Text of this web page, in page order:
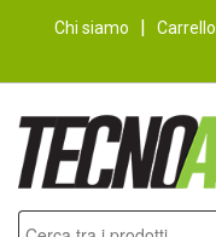
Chi siamo Carrello